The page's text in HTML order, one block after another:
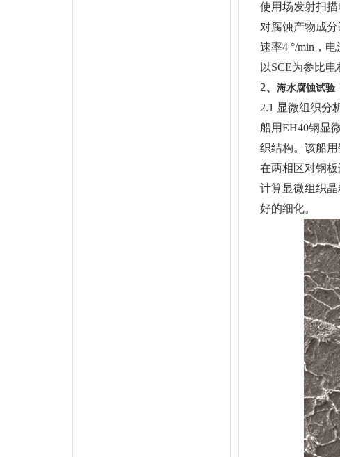
使用场发射扫描
对腐蚀产物成
速率4 °/min，
以SCE为参比
2、 海水腐蚀试验
2.1 显微组织分
船用EH40钢显
织结构。该船
在两相区对钢
计算显微组织
好的细化。